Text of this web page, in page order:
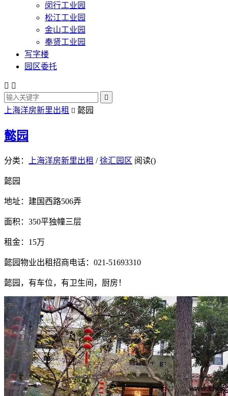
闵行工业园
松江工业园
金山工业园
奉贤工业园
写字楼
园区委托
 

上海洋房新里出租  懿园
懿园
分类： 上海洋房新里出租 /徐汇园区 阅读()
懿园
地址：建国西路506弄
面积：350平独幢三层
租金：15万
懿园物业出租招商电话：021-51693310
懿园，有车位，有卫生间，厨房！